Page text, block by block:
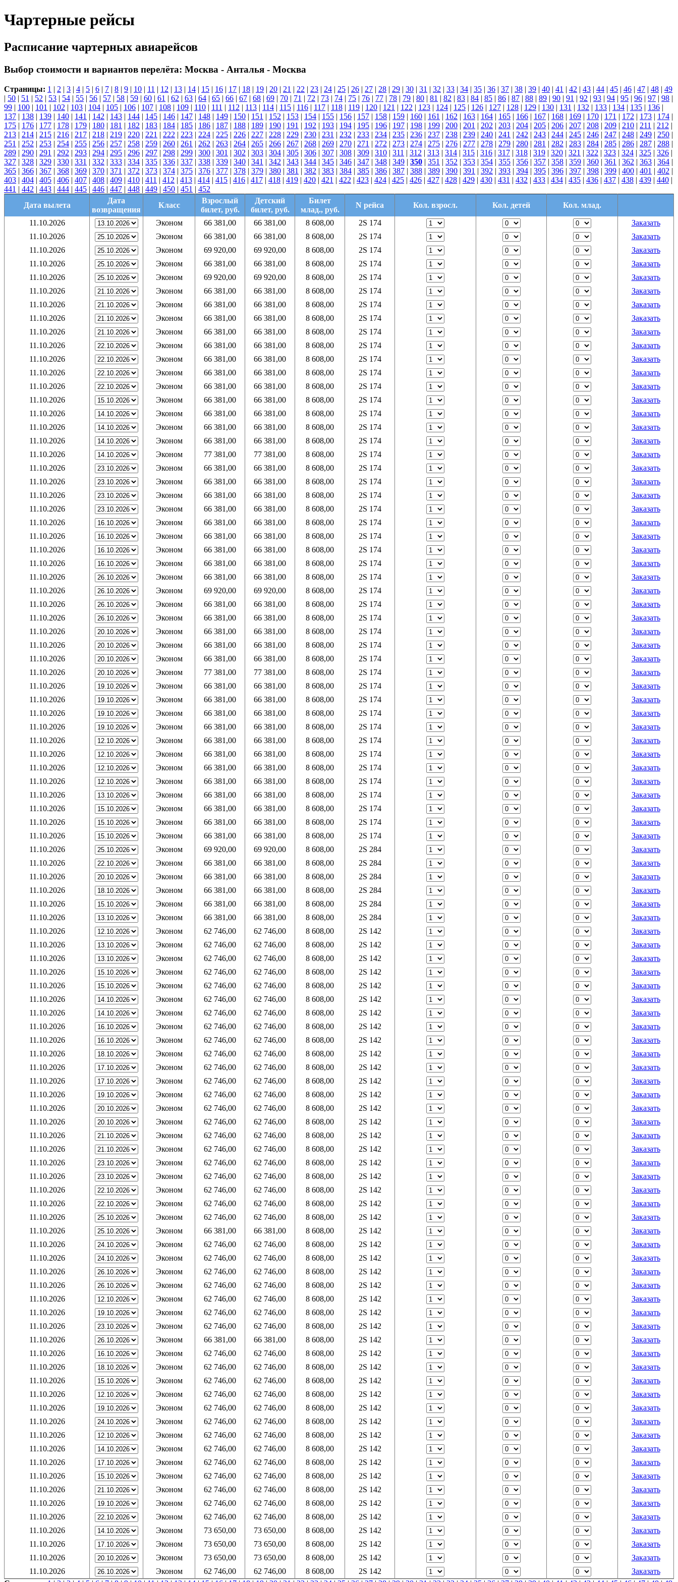
Чартерные рейсы
Расписание чартерных авиарейсов
Выбор стоимости и вариантов перелёта: Москва - Анталья - Москва
Страницы: 1 | 2 | 3 | 4 | 5 | 6 | 7 | 8 | 9 | 10 | 11 | 12 | 13 | 14 | 15 | 16 | 17 | 18 | 19 | 20 | 21 | 22 | 23 | 24 | 25 | 26 | 27 | 28 | 29 | 30 | 31 | 32 | 33 | 34 | 35 | 36 | 37 | 38 | 39 | 40 | 41 | 42 | 43 | 44 | 45 | 46 | 47 | 48 | 49
| 50 | 51 | 52 | 53 | 54 | 55 | 56 | 57 | 58 | 59 | 60 | 61 | 62 | 63 | 64 | 65 | 66 | 67 | 68 | 69 | 70 | 71 | 72 | 73 | 74 | 75 | 76 | 77 | 78 | 79 | 80 | 81 | 82 | 83 | 84 | 85 | 86 | 87 | 88 | 89 | 90 | 91 | 92 | 93 | 94 | 95 | 96 | 97 | 98 |
99 | 100 | 101 | 102 | 103 | 104 | 105 | 106 | 107 | 108 | 109 | 110 | 111 | 112 | 113 | 114 | 115 | 116 | 117 | 118 | 119 | 120 | 121 | 122 | 123 | 124 | 125 | 126 | 127 | 128 | 129 | 130 | 131 | 132 | 133 | 134 | 135 | 136 |
137 | 138 | 139 | 140 | 141 | 142 | 143 | 144 | 145 | 146 | 147 | 148 | 149 | 150 | 151 | 152 | 153 | 154 | 155 | 156 | 157 | 158 | 159 | 160 | 161 | 162 | 163 | 164 | 165 | 166 | 167 | 168 | 169 | 170 | 171 | 172 | 173 | 174 |
175 | 176 | 177 | 178 | 179 | 180 | 181 | 182 | 183 | 184 | 185 | 186 | 187 | 188 | 189 | 190 | 191 | 192 | 193 | 194 | 195 | 196 | 197 | 198 | 199 | 200 | 201 | 202 | 203 | 204 | 205 | 206 | 207 | 208 | 209 | 210 | 211 | 212 |
213 | 214 | 215 | 216 | 217 | 218 | 219 | 220 | 221 | 222 | 223 | 224 | 225 | 226 | 227 | 228 | 229 | 230 | 231 | 232 | 233 | 234 | 235 | 236 | 237 | 238 | 239 | 240 | 241 | 242 | 243 | 244 | 245 | 246 | 247 | 248 | 249 | 250 |
251 | 252 | 253 | 254 | 255 | 256 | 257 | 258 | 259 | 260 | 261 | 262 | 263 | 264 | 265 | 266 | 267 | 268 | 269 | 270 | 271 | 272 | 273 | 274 | 275 | 276 | 277 | 278 | 279 | 280 | 281 | 282 | 283 | 284 | 285 | 286 | 287 | 288 |
289 | 290 | 291 | 292 | 293 | 294 | 295 | 296 | 297 | 298 | 299 | 300 | 301 | 302 | 303 | 304 | 305 | 306 | 307 | 308 | 309 | 310 | 311 | 312 | 313 | 314 | 315 | 316 | 317 | 318 | 319 | 320 | 321 | 322 | 323 | 324 | 325 | 326 |
327 | 328 | 329 | 330 | 331 | 332 | 333 | 334 | 335 | 336 | 337 | 338 | 339 | 340 | 341 | 342 | 343 | 344 | 345 | 346 | 347 | 348 | 349 | 350 | 351 | 352 | 353 | 354 | 355 | 356 | 357 | 358 | 359 | 360 | 361 | 362 | 363 | 364 |
365 | 366 | 367 | 368 | 369 | 370 | 371 | 372 | 373 | 374 | 375 | 376 | 377 | 378 | 379 | 380 | 381 | 382 | 383 | 384 | 385 | 386 | 387 | 388 | 389 | 390 | 391 | 392 | 393 | 394 | 395 | 396 | 397 | 398 | 399 | 400 | 401 | 402 |
403 | 404 | 405 | 406 | 407 | 408 | 409 | 410 | 411 | 412 | 413 | 414 | 415 | 416 | 417 | 418 | 419 | 420 | 421 | 422 | 423 | 424 | 425 | 426 | 427 | 428 | 429 | 430 | 431 | 432 | 433 | 434 | 435 | 436 | 437 | 438 | 439 | 440 |
441 | 442 | 443 | 444 | 445 | 446 | 447 | 448 | 449 | 450 | 451 | 452
Дата вылета
Дата
возвращения
Класс
Взрослый
билет, руб.
Детский
билет, руб.
Билет
млад., руб.
N рейса Кол. взросл. Кол. детей Кол. млад.
11.10.2026 Эконом 66 381,00 66 381,00 8 608,00 2S 174
Заказать
11.10.2026
Эконом 66 381,00 66 381,00 8 608,00 2S 174
Заказать
11.10.2026
Эконом 69 920,00 69 920,00 8 608,00 2S 174
Заказать
11.10.2026
Эконом 66 381,00 66 381,00 8 608,00 2S 174
Заказать
11.10.2026
Эконом 69 920,00 69 920,00 8 608,00 2S 174
Заказать
11.10.2026
Эконом 66 381,00 66 381,00 8 608,00 2S 174
Заказать
11.10.2026
Эконом 66 381,00 66 381,00 8 608,00 2S 174
Заказать
11.10.2026
Эконом 66 381,00 66 381,00 8 608,00 2S 174
Заказать
11.10.2026
Эконом 66 381,00 66 381,00 8 608,00 2S 174
Заказать
11.10.2026
Эконом 66 381,00 66 381,00 8 608,00 2S 174
Заказать
11.10.2026
Эконом 66 381,00 66 381,00 8 608,00 2S 174
Заказать
11.10.2026
Эконом 66 381,00 66 381,00 8 608,00 2S 174
Заказать
11.10.2026
Эконом 66 381,00 66 381,00 8 608,00 2S 174
Заказать
11.10.2026
Эконом 66 381,00 66 381,00 8 608,00 2S 174
Заказать
11.10.2026
Эконом 66 381,00 66 381,00 8 608,00 2S 174
Заказать
11.10.2026
Эконом 66 381,00 66 381,00 8 608,00 2S 174
Заказать
11.10.2026
Эконом 66 381,00 66 381,00 8 608,00 2S 174
Заказать
11.10.2026
Эконом 77 381,00 77 381,00 8 608,00 2S 174
Заказать
11.10.2026
Эконом 66 381,00 66 381,00 8 608,00 2S 174
Заказать
11.10.2026
Эконом 66 381,00 66 381,00 8 608,00 2S 174
Заказать
11.10.2026
Эконом 66 381,00 66 381,00 8 608,00 2S 174
Заказать
11.10.2026
Эконом 66 381,00 66 381,00 8 608,00 2S 174
Заказать
11.10.2026
Эконом 66 381,00 66 381,00 8 608,00 2S 174
Заказать
11.10.2026
Эконом 66 381,00 66 381,00 8 608,00 2S 174
Заказать
11.10.2026
Эконом 66 381,00 66 381,00 8 608,00 2S 174
Заказать
11.10.2026
Эконом 66 381,00 66 381,00 8 608,00 2S 174
Заказать
11.10.2026
Эконом 66 381,00 66 381,00 8 608,00 2S 174
Заказать
11.10.2026
Эконом 69 920,00 69 920,00 8 608,00 2S 174
Заказать
11.10.2026
Эконом 66 381,00 66 381,00 8 608,00 2S 174
Заказать
11.10.2026
Эконом 66 381,00 66 381,00 8 608,00 2S 174
Заказать
11.10.2026
Эконом 66 381,00 66 381,00 8 608,00 2S 174
Заказать
11.10.2026
Эконом 66 381,00 66 381,00 8 608,00 2S 174
Заказать
11.10.2026
Эконом 66 381,00 66 381,00 8 608,00 2S 174
Заказать
11.10.2026
Эконом 77 381,00 77 381,00 8 608,00 2S 174
Заказать
11.10.2026
Эконом 66 381,00 66 381,00 8 608,00 2S 174
Заказать
11.10.2026
Эконом 66 381,00 66 381,00 8 608,00 2S 174
Заказать
11.10.2026
Эконом 66 381,00 66 381,00 8 608,00 2S 174
Заказать
11.10.2026
Эконом 66 381,00 66 381,00 8 608,00 2S 174
Заказать
11.10.2026
Эконом 66 381,00 66 381,00 8 608,00 2S 174
Заказать
11.10.2026
Эконом 66 381,00 66 381,00 8 608,00 2S 174
Заказать
11.10.2026
Эконом 66 381,00 66 381,00 8 608,00 2S 174
Заказать
11.10.2026
Эконом 66 381,00 66 381,00 8 608,00 2S 174
Заказать
11.10.2026
Эконом 66 381,00 66 381,00 8 608,00 2S 174
Заказать
11.10.2026
Эконом 66 381,00 66 381,00 8 608,00 2S 174
Заказать
11.10.2026
Эконом 66 381,00 66 381,00 8 608,00 2S 174
Заказать
11.10.2026
Эконом 66 381,00 66 381,00 8 608,00 2S 174
Заказать
11.10.2026
Эконом 69 920,00 69 920,00 8 608,00 2S 284
Заказать
11.10.2026
Эконом 66 381,00 66 381,00 8 608,00 2S 284
Заказать
11.10.2026
Эконом 66 381,00 66 381,00 8 608,00 2S 284
Заказать
11.10.2026
Эконом 66 381,00 66 381,00 8 608,00 2S 284
Заказать
11.10.2026
Эконом 66 381,00 66 381,00 8 608,00 2S 284
Заказать
11.10.2026
Эконом 66 381,00 66 381,00 8 608,00 2S 284
Заказать
11.10.2026
Эконом 62 746,00 62 746,00 8 608,00 2S 142
Заказать
11.10.2026
Эконом 62 746,00 62 746,00 8 608,00 2S 142
Заказать
11.10.2026
Эконом 62 746,00 62 746,00 8 608,00 2S 142
Заказать
11.10.2026
Эконом 62 746,00 62 746,00 8 608,00 2S 142
Заказать
11.10.2026
Эконом 62 746,00 62 746,00 8 608,00 2S 142
Заказать
11.10.2026
Эконом 62 746,00 62 746,00 8 608,00 2S 142
Заказать
11.10.2026
Эконом 62 746,00 62 746,00 8 608,00 2S 142
Заказать
11.10.2026
Эконом 62 746,00 62 746,00 8 608,00 2S 142
Заказать
11.10.2026
Эконом 62 746,00 62 746,00 8 608,00 2S 142
Заказать
11.10.2026
Эконом 62 746,00 62 746,00 8 608,00 2S 142
Заказать
11.10.2026
Эконом 62 746,00 62 746,00 8 608,00 2S 142
Заказать
11.10.2026
Эконом 62 746,00 62 746,00 8 608,00 2S 142
Заказать
11.10.2026
Эконом 62 746,00 62 746,00 8 608,00 2S 142
Заказать
11.10.2026
Эконом 62 746,00 62 746,00 8 608,00 2S 142
Заказать
11.10.2026
Эконом 62 746,00 62 746,00 8 608,00 2S 142
Заказать
11.10.2026
Эконом 62 746,00 62 746,00 8 608,00 2S 142
Заказать
11.10.2026
Эконом 62 746,00 62 746,00 8 608,00 2S 142
Заказать
11.10.2026
Эконом 62 746,00 62 746,00 8 608,00 2S 142
Заказать
11.10.2026
Эконом 62 746,00 62 746,00 8 608,00 2S 142
Заказать
11.10.2026
Эконом 62 746,00 62 746,00 8 608,00 2S 142
Заказать
11.10.2026
Эконом 62 746,00 62 746,00 8 608,00 2S 142
Заказать
11.10.2026
Эконом 62 746,00 62 746,00 8 608,00 2S 142
Заказать
11.10.2026
Эконом 66 381,00 66 381,00 8 608,00 2S 142
Заказать
11.10.2026
Эконом 62 746,00 62 746,00 8 608,00 2S 142
Заказать
11.10.2026
Эконом 62 746,00 62 746,00 8 608,00 2S 142
Заказать
11.10.2026
Эконом 62 746,00 62 746,00 8 608,00 2S 142
Заказать
11.10.2026
Эконом 62 746,00 62 746,00 8 608,00 2S 142
Заказать
11.10.2026
Эконом 62 746,00 62 746,00 8 608,00 2S 142
Заказать
11.10.2026
Эконом 62 746,00 62 746,00 8 608,00 2S 142
Заказать
11.10.2026
Эконом 62 746,00 62 746,00 8 608,00 2S 142
Заказать
11.10.2026
Эконом 66 381,00 66 381,00 8 608,00 2S 142
Заказать
11.10.2026
Эконом 62 746,00 62 746,00 8 608,00 2S 142
Заказать
11.10.2026
Эконом 62 746,00 62 746,00 8 608,00 2S 142
Заказать
11.10.2026
Эконом 62 746,00 62 746,00 8 608,00 2S 142
Заказать
11.10.2026
Эконом 62 746,00 62 746,00 8 608,00 2S 142
Заказать
11.10.2026
Эконом 62 746,00 62 746,00 8 608,00 2S 142
Заказать
11.10.2026
Эконом 62 746,00 62 746,00 8 608,00 2S 142
Заказать
11.10.2026
Эконом 62 746,00 62 746,00 8 608,00 2S 142
Заказать
11.10.2026
Эконом 62 746,00 62 746,00 8 608,00 2S 142
Заказать
11.10.2026
Эконом 62 746,00 62 746,00 8 608,00 2S 142
Заказать
11.10.2026
Эконом 62 746,00 62 746,00 8 608,00 2S 142
Заказать
11.10.2026
Эконом 62 746,00 62 746,00 8 608,00 2S 142
Заказать
11.10.2026
Эконом 62 746,00 62 746,00 8 608,00 2S 142
Заказать
11.10.2026
Эконом 62 746,00 62 746,00 8 608,00 2S 142
Заказать
11.10.2026
Эконом 73 650,00 73 650,00 8 608,00 2S 142
Заказать
11.10.2026
Эконом 73 650,00 73 650,00 8 608,00 2S 142
Заказать
11.10.2026
Эконом 73 650,00 73 650,00 8 608,00 2S 142
Заказать
11.10.2026
Эконом 62 746,00 62 746,00 8 608,00 2S 142
Заказать